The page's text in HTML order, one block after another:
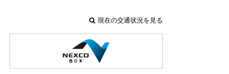
現在の交通状況を見る